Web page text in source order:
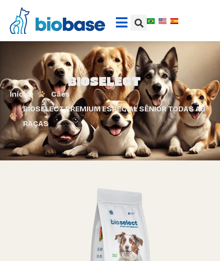
BIOSELECT
Início
Cães
BIOSELECT PREMIUM ESPECIAL SÊNIOR TODAS AS
RAÇAS